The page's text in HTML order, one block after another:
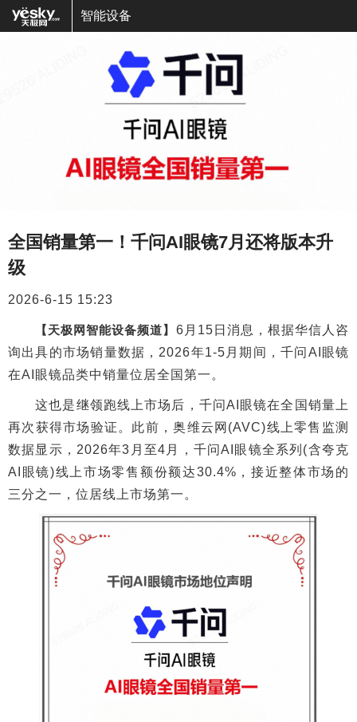
智能设备
全国销量第一！千问AI眼镜7月还将版本升
级
2026-6-15 15:23
【天极网智能设备频道】 6月15日消息，根据华信人咨
询出具的市场销量数据，2026年1-5月期间，千问AI眼镜
在AI眼镜品类中销量位居全国第一。
这也是继领跑线上市场后，千问AI眼镜在全国销量上
再次获得市场验证。此前，奥维云网(AVC)线上零售监测
数据显示，2026年3月至4月，千问AI眼镜全系列(含夸克
AI眼镜)线上市场零售额份额达30.4%，接近整体市场的
三分之一，位居线上市场第一。